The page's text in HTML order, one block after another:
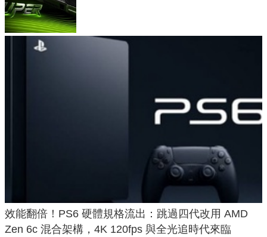
效能翻倍！PS6 硬體規格流出：跳過四代改用 AMD
Zen 6c 混合架構，4K 120fps 與全光追時代來臨